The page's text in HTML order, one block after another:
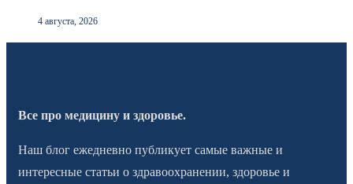
4 августа, 2026
Все про медицину и здоровье.
Наш блог ежедневно публикует самые важные и
интересные статьи о здравоохранении, здоровье и